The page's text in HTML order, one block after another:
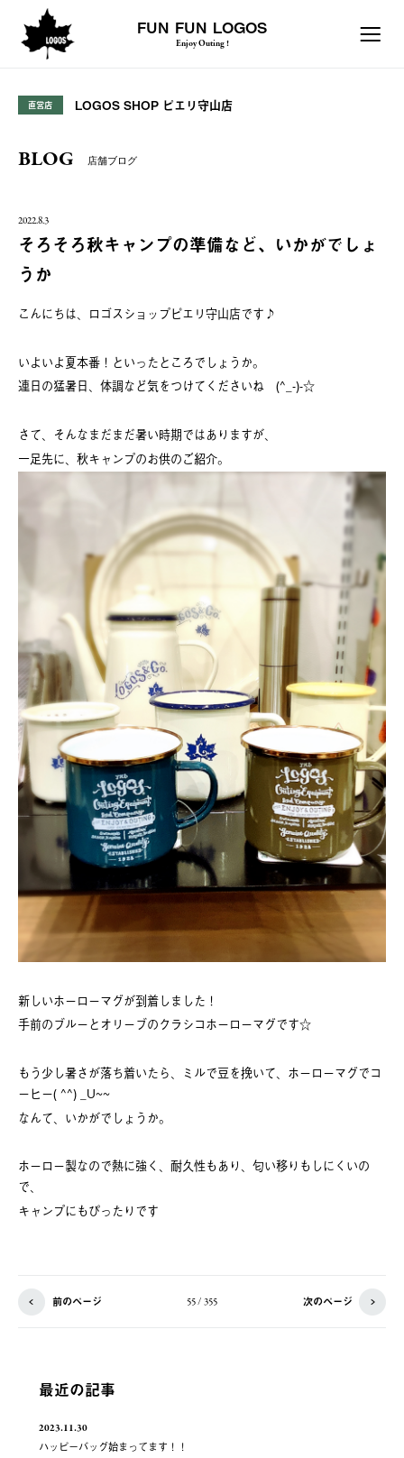
FUN FUN LOGOS
Enjoy Outing !
直営店 LOGOS SHOP ピエリ守山店
BLOG 店舗ブログ
2022.8.3
そろそろ秋キャンプの準備など、いかがでしょ
うか
こんにちは、ロゴスショップピエリ守山店です♪
いよいよ夏本番！といったところでしょうか。
連日の猛暑日、体調など気をつけてくださいね (^_-)-☆
さて、そんなまだまだ暑い時期ではありますが、
一足先に、秋キャンプのお供のご紹介。
新しいホーローマグが到着しました！
手前のブルーとオリーブのクラシコホーローマグです☆
もう少し暑さが落ち着いたら、ミルで豆を挽いて、ホーローマグでコ
ーヒー( ^^) _U~~
なんて、いかがでしょうか。
ホーロー製なので熱に強く、耐久性もあり、匂い移りもしにくいの
で、
キャンプにもぴったりです
前のページ 55 / 355 次のページ
最近の記事
2023.11.30
ハッピーバッグ始まってます！！